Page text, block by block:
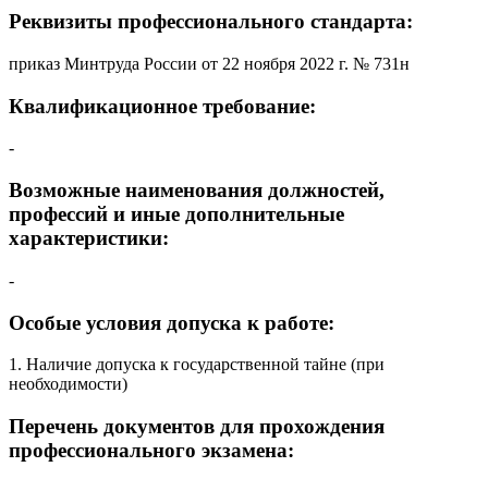
Реквизиты профессионального стандарта:
приказ Минтруда России от 22 ноября 2022 г. № 731н
Квалификационное требование:
-
Возможные наименования должностей,
профессий и иные дополнительные
характеристики:
-
Особые условия допуска к работе:
1. Наличие допуска к государственной тайне (при
необходимости)
Перечень документов для прохождения
профессионального экзамена: